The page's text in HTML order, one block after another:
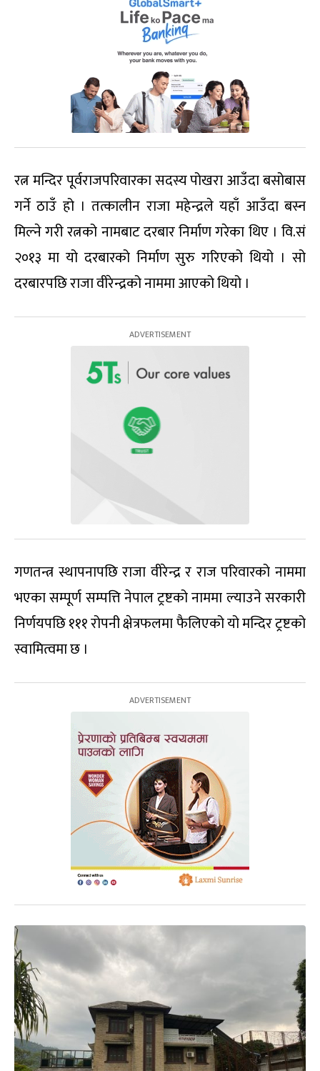
रत्न मन्दिर पूर्वराजपरिवारका सदस्य पोखरा आउँदा बसोबास
गर्ने ठाउँ हो । तत्कालीन राजा महेन्द्रले यहाँ आउँदा बस्न
मिल्ने गरी रत्नको नामबाट दरबार निर्माण गरेका थिए । वि.सं
२०१३ मा यो दरबारको निर्माण सुरु गरिएको थियो । सो
दरबारपछि राजा वीरेन्द्रको नाममा आएको थियो ।
गणतन्त्र स्थापनापछि राजा वीरेन्द्र र राज परिवारको नाममा
भएका सम्पूर्ण सम्पत्ति नेपाल ट्रष्टको नाममा ल्याउने सरकारी
निर्णयपछि १११ रोपनी क्षेत्रफलमा फैलिएको यो मन्दिर ट्रष्टको
स्वामित्वमा छ ।